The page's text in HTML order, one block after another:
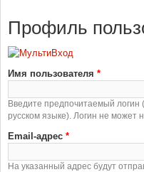
Профиль
Имя пользователя *
Введите предпочитаемый
русском языке). Логин не может
Email-адрес *
На указанный адрес будут